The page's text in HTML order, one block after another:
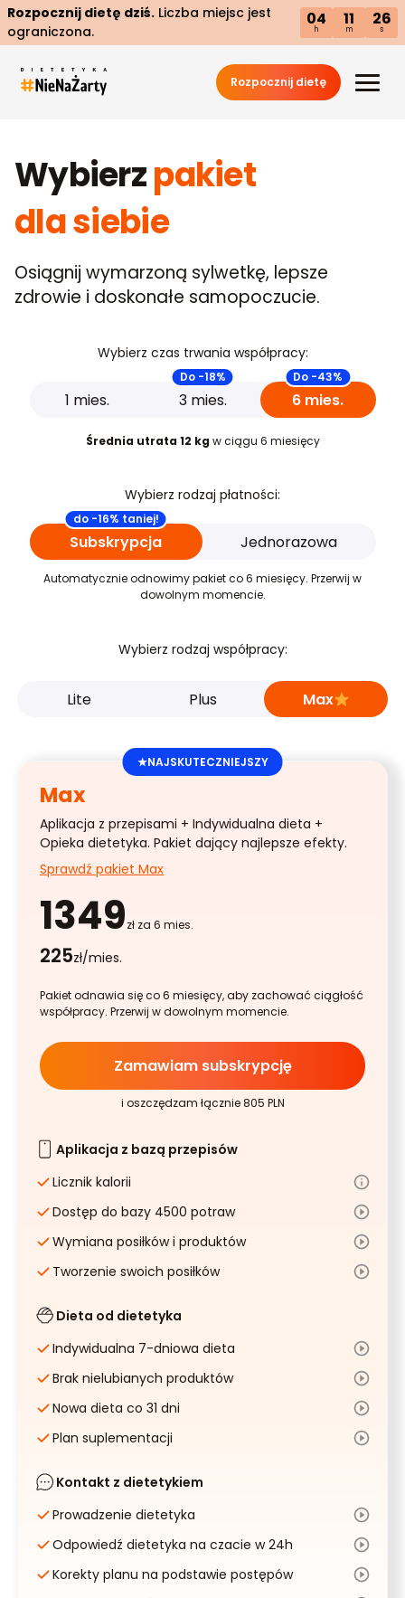
Rozpocznij dietę dziś. Liczba miejsc jest
ograniczona.
04
h
11
m
25
s
Rozpocznij dietę
Wybierzpakiet
dla siebie
Osiągnij wymarzoną sylwetkę, lepsze
zdrowie i doskonałe samopoczucie.
Wybierz czas trwania współpracy:
1 mies. 3 mies.
Do -18%
6 mies.
Do -43%
Średnia utrata 12 kg w ciągu 6 miesięcy
Wybierz rodzaj płatności:
do -16% taniej!
Subskrypcja Jednorazowa
Automatycznie odnowimy pakiet co 6 miesięcy. Przerwij w
dowolnym momencie.
Wybierz rodzaj współpracy:
Lite Plus Max
★NAJSKUTECZNIEJSZY
Max
Aplikacja z przepisami + Indywidualna dieta +
Opieka dietetyka. Pakiet dający najlepsze efekty.
Sprawdź pakiet Max
1349zł za 6 mies.
225zł/mies.
Pakiet odnawia się co 6 miesięcy, aby zachować ciągłość
współpracy. Przerwij w dowolnym momencie.
Zamawiam subskrypcję
i oszczędzam łącznie 805 PLN
Aplikacja z bazą przepisów
Licznik kalorii
Dostęp do bazy 4500 potraw
Wymiana posiłków i produktów
Tworzenie swoich posiłków
Dieta od dietetyka
Indywidualna 7-dniowa dieta
Brak nielubianych produktów
Nowa dieta co 31 dni
Plan suplementacji
Kontakt z dietetykiem
Prowadzenie dietetyka
Odpowiedź dietetyka na czacie w 24h
Korekty planu na podstawie postępów